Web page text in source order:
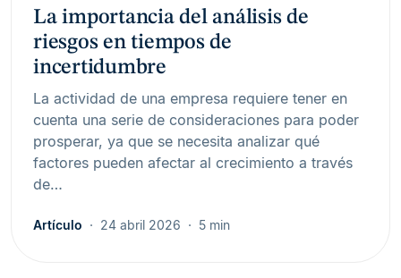
La importancia del análisis de
riesgos en tiempos de
incertidumbre
La actividad de una empresa requiere tener en
cuenta una serie de consideraciones para poder
prosperar, ya que se necesita analizar qué
factores pueden afectar al crecimiento a través
de…
Artículo 24 abril 2026 5 min